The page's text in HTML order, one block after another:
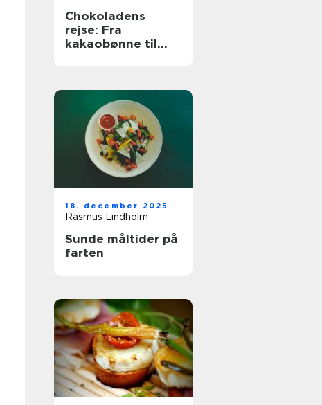
Chokoladens
rejse: Fra
kakaobønne til
18. december 2025
Rasmus Lindholm
Sunde måltider på
farten